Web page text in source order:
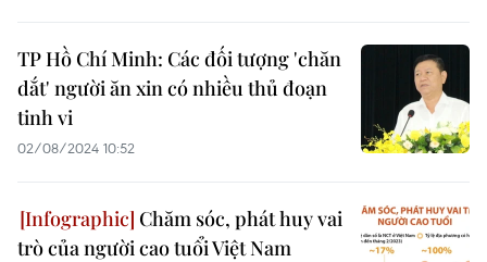
TP Hồ Chí Minh: Các đối tượng 'chăn
dắt' người ăn xin có nhiều thủ đoạn
tinh vi
02/08/2024 10:52
Chăm sóc, phát huy vai
trò của người cao tuổi Việt Nam